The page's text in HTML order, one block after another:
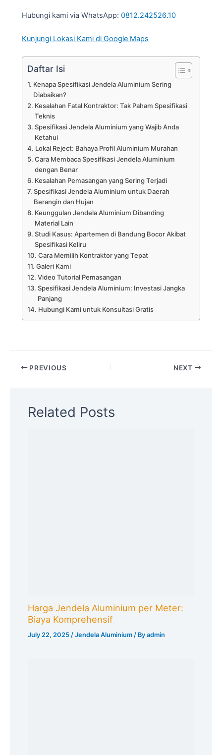
Hubungi kami via WhatsApp: 0812.242526.10
Kunjungi Lokasi Kami di Google Maps
Daftar Isi
Kenapa Spesifikasi Jendela Aluminium Sering
Diabaikan?
Kesalahan Fatal Kontraktor: Tak Paham Spesifikasi
Teknis
Spesifikasi Jendela Aluminium yang Wajib Anda
Ketahui
Lokal Reject: Bahaya Profil Aluminium Murahan
Cara Membaca Spesifikasi Jendela Aluminium
dengan Benar
Kesalahan Pemasangan yang Sering Terjadi
Spesifikasi Jendela Aluminium untuk Daerah
Berangin dan Hujan
Keunggulan Jendela Aluminium Dibanding
Material Lain
Studi Kasus: Apartemen di Bandung Bocor Akibat
Spesifikasi Keliru
Cara Memilih Kontraktor yang Tepat
Galeri Kami
Video Tutorial Pemasangan
Spesifikasi Jendela Aluminium: Investasi Jangka
Panjang
Hubungi Kami untuk Konsultasi Gratis
PREVIOUS NEXT
Related Posts
Harga Jendela Aluminium per Meter:
Biaya Komprehensif
July 22, 2025/Jendela Aluminium / Byadmin